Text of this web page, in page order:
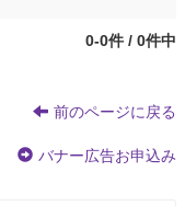
0-0件 / 0件中
前のページに戻る
バナー広告お申込み